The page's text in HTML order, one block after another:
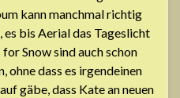
kann manchmal richtig
bis Aerial das Tageslicht
Snow sind auch schon
ohne dass es irgendeinen
gäbe, dass Kate an neuen